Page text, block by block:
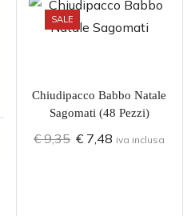
SALE
Chiudipacco Babbo Natale
Sagomati (48 Pezzi)
€9,35 € 7,48 iva inclusa